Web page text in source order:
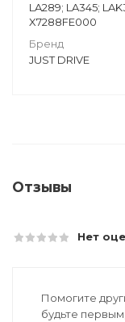
LA289; LA345;
X7288FE000
Бренд
JUST DRIVE
Отзывы
Нет
Помогите
будьте